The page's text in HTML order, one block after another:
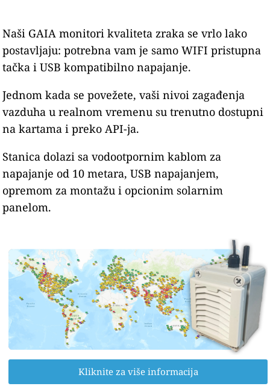
Naši GAIA monitori kvaliteta zraka se vrlo lako
postavljaju: potrebna vam je samo WIFI pristupna
tačka i USB kompatibilno napajanje.
Jednom kada se povežete, vaši nivoi zagađenja
vazduha u realnom vremenu su trenutno dostupni
na kartama i preko API-ja.
Stanica dolazi sa vodootpornim kablom za
napajanje od 10 metara, USB napajanjem,
opremom za montažu i opcionim solarnim
panelom.
Kliknite za više informacija